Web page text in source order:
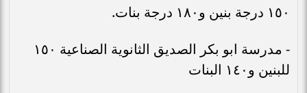
١٥٠ درجة بنين و١٨٠ درجة بنات.
- مدرسة ابو بكر الصديق الثانوية الصناعية ١٥٠
للبنين و١٤٠ البنات